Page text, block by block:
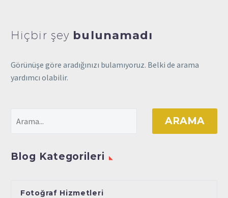
Hiçbir şey bulunamadı
Görünüşe göre aradığınızı bulamıyoruz. Belki de arama
yardımcı olabilir.
ARAMA
Blog Kategorileri
Fotoğraf Hizmetleri